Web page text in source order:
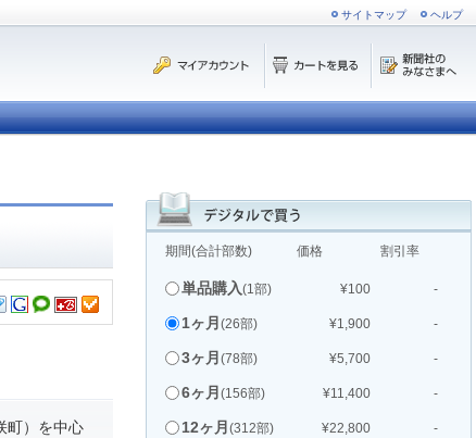
サイトマップ ヘルプ
期間(合計部数) 価格 割引率
単品購入(1部) ¥100 -
1ヶ月 (26部) ¥1,900 -
3ヶ月 (78部) ¥5,700 -
6ヶ月 (156部) ¥11,400 -
12ヶ月 (312部) ¥22,800 -
町）を中心